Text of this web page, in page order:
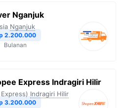
Nganjuk
Nganjuk
2.200.000
Bulanan
Express Indragiri Hilir
Indragiri Hilir
3.200.000